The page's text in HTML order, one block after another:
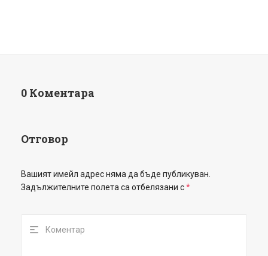
0 Коментара
Отговор
Вашият имейл адрес няма да бъде публикуван.
Задължителните полета са отбелязани с*